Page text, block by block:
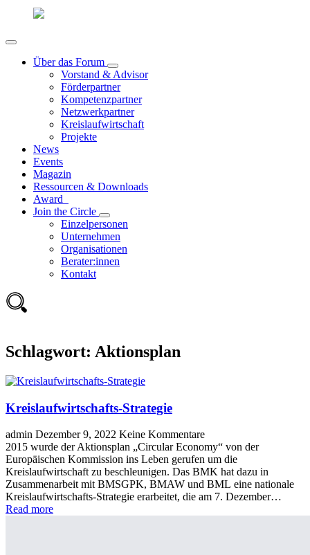
Über das Forum
Vorstand & Advisor
Förderpartner
Kompetenzpartner
Netzwerkpartner
Kreislaufwirtschaft
Projekte
News
Events
Magazin
Ressourcen & Downloads
Award
Join the Circle
Einzelpersonen
Unternehmen
Organisationen
Berater:innen
Kontakt
Schlagwort: Aktionsplan
Kreislaufwirtschafts-Strategie
admin Dezember 9, 2022 Keine Kommentare
2015 wurde der Aktionsplan „Circular Economy“ von der
Europäischen Kommission ins Leben gerufen um die
Kreislaufwirtschaft zu beschleunigen. Das BMK hat dazu in
Zusammenarbeit mit BMSGPK, BMAW und BML eine nationale
Kreislaufwirtschafts-Strategie erarbeitet, die am 7. Dezember…
Read more